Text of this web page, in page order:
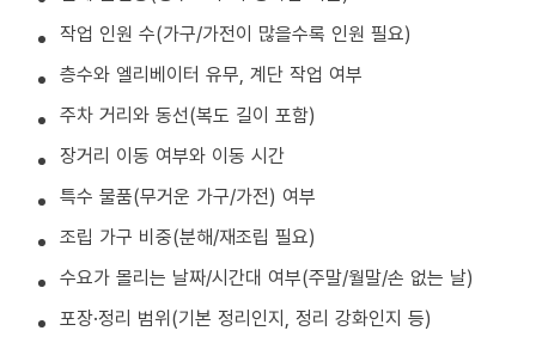
작업 인원 수(가구/가전이 많을수록 인원 필요)
층수와 엘리베이터 유무, 계단 작업 여부
주차 거리와 동선(복도 길이 포함)
장거리 이동 여부와 이동 시간
특수 물품(무거운 가구/가전) 여부
조립 가구 비중(분해/재조립 필요)
수요가 몰리는 날짜/시간대 여부(주말/월말/손 없는 날)
포장·정리 범위(기본 정리인지, 정리 강화인지 등)